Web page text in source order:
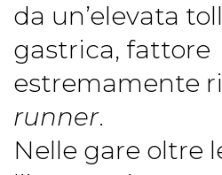
da un’elevata
gastrica, fattore
estremamente
runner.
Nelle gare oltre